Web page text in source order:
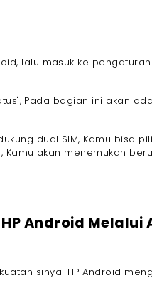
lalu masuk ke
Pada bagian ini akan
dual SIM, Kamu bisa
akan menemukan
Android Melalui
sinyal HP Android